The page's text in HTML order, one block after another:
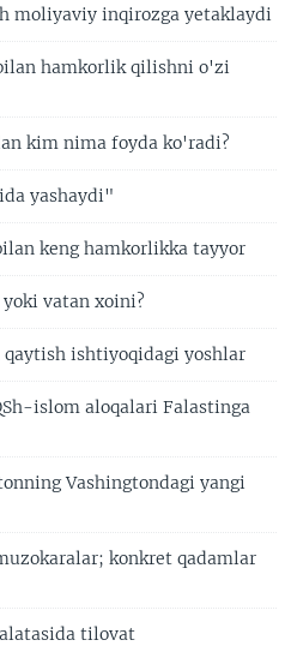
moliyaviy inqirozga yetaklaydi
hamkorlik qilishni o'zi
kim nima foyda ko'radi?
yashaydi"
keng hamkorlikka tayyor
vatan xoini?
ishtiyoqidagi yoshlar
islom aloqalari Falastinga
Vashingtondagi yangi
konkret qadamlar
tilovat